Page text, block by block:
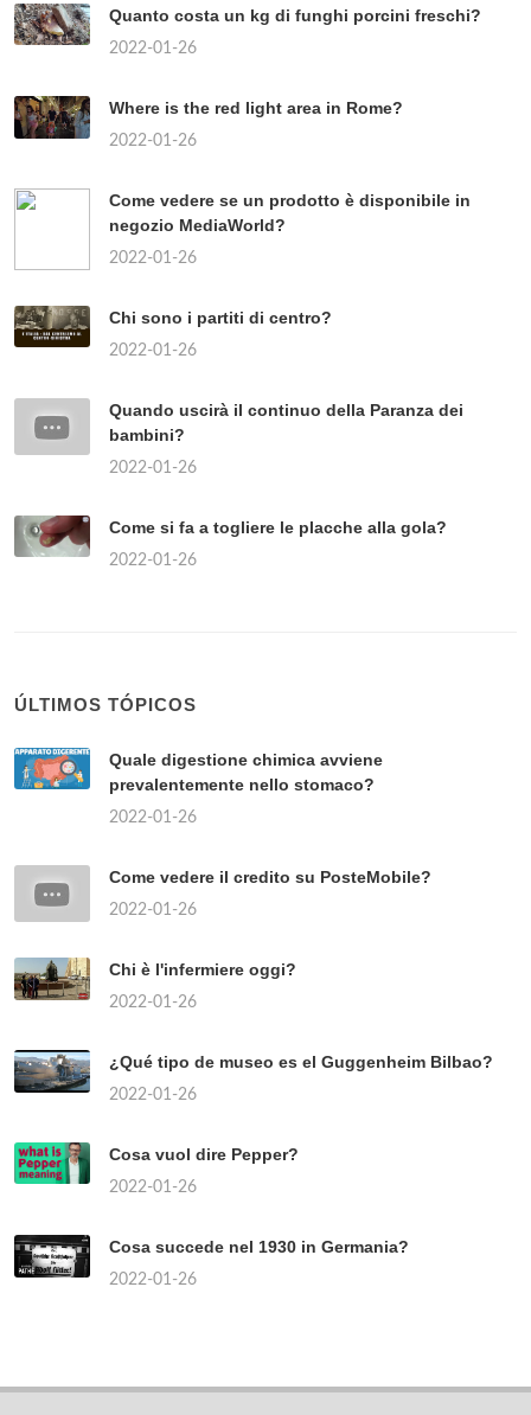
Quanto costa un kg di funghi porcini freschi?
2022-01-26
Where is the red light area in Rome?
2022-01-26
Come vedere se un prodotto è disponibile in
negozio MediaWorld?
2022-01-26
Chi sono i partiti di centro?
2022-01-26
Quando uscirà il continuo della Paranza dei
bambini?
2022-01-26
Come si fa a togliere le placche alla gola?
2022-01-26
ÚLTIMOS TÓPICOS
Quale digestione chimica avviene
prevalentemente nello stomaco?
2022-01-26
Come vedere il credito su PosteMobile?
2022-01-26
Chi è l'infermiere oggi?
2022-01-26
¿Qué tipo de museo es el Guggenheim Bilbao?
2022-01-26
Cosa vuol dire Pepper?
2022-01-26
Cosa succede nel 1930 in Germania?
2022-01-26